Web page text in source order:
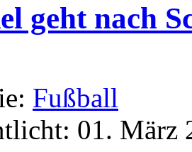
geht nach
Fußball
01. März